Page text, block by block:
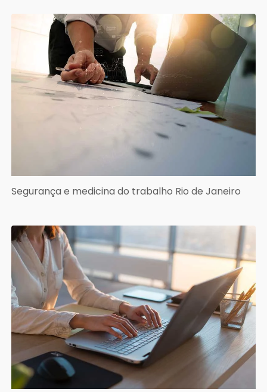
Segurança e medicina do trabalho Rio de Janeiro